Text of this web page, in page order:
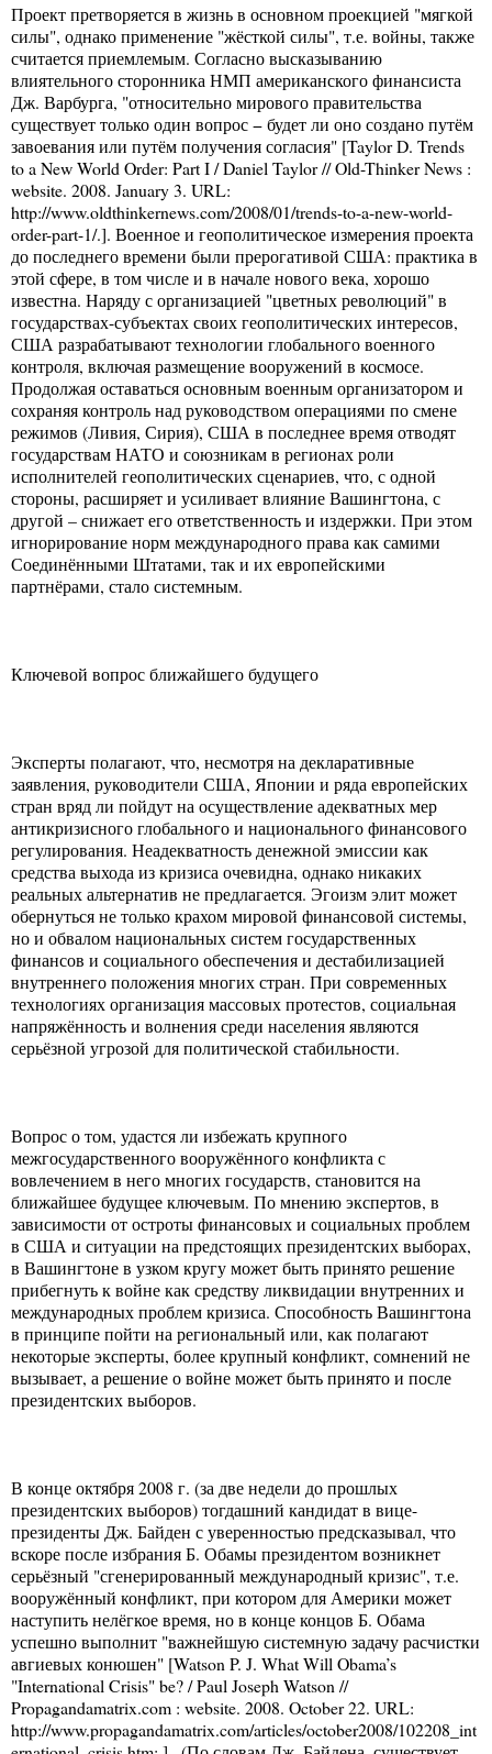
Проект претворяется в жизнь в основном проекцией "мягкой
силы", однако применение "жёсткой силы", т.е. войны, также
считается приемлемым. Согласно высказыванию
влиятельного сторонника НМП американского финансиста
Дж. Варбурга, "относительно мирового правительства
существует только один вопрос − будет ли оно создано путём
завоевания или путём получения согласия" [Taylor D. Trends
to a New World Order: Part I / Daniel Taylor // Old-Thinker News :
website. 2008. January 3. URL:
http://www.oldthinkernews.com/2008/01/trends-to-a-new-world-
order-part-1/.]. Военное и геополитическое измерения проекта
до последнего времени были прерогативой США: практика в
этой сфере, в том числе и в начале нового века, хорошо
известна. Наряду с организацией "цветных революций" в
государствах-субъектах своих геополитических интересов,
США разрабатывают технологии глобального военного
контроля, включая размещение вооружений в космосе.
Продолжая оставаться основным военным организатором и
сохраняя контроль над руководством операциями по смене
режимов (Ливия, Сирия), США в последнее время отводят
государствам НАТО и союзникам в регионах роли
исполнителей геополитических сценариев, что, с одной
стороны, расширяет и усиливает влияние Вашингтона, с
другой – снижает его ответственность и издержки. При этом
игнорирование норм международного права как самими
Соединёнными Штатами, так и их европейскими
партнёрами, стало системным.
Ключевой вопрос ближайшего будущего
Эксперты полагают, что, несмотря на декларативные
заявления, руководители США, Японии и ряда европейских
стран вряд ли пойдут на осуществление адекватных мер
антикризисного глобального и национального финансового
регулирования. Неадекватность денежной эмиссии как
средства выхода из кризиса очевидна, однако никаких
реальных альтернатив не предлагается. Эгоизм элит может
обернуться не только крахом мировой финансовой системы,
но и обвалом национальных систем государственных
финансов и социального обеспечения и дестабилизацией
внутреннего положения многих стран. При современных
технологиях организация массовых протестов, социальная
напряжённость и волнения среди населения являются
серьёзной угрозой для политической стабильности.
Вопрос о том, удастся ли избежать крупного
межгосударственного вооружённого конфликта с
вовлечением в него многих государств, становится на
ближайшее будущее ключевым. По мнению экспертов, в
зависимости от остроты финансовых и социальных проблем
в США и ситуации на предстоящих президентских выборах,
в Вашингтоне в узком кругу может быть принято решение
прибегнуть к войне как средству ликвидации внутренних и
международных проблем кризиса. Способность Вашингтона
в принципе пойти на региональный или, как полагают
некоторые эксперты, более крупный конфликт, сомнений не
вызывает, а решение о войне может быть принято и после
президентских выборов.
В конце октября 2008 г. (за две недели до прошлых
президентских выборов) тогдашний кандидат в вице-
президенты Дж. Байден с уверенностью предсказывал, что
вскоре после избрания Б. Обамы президентом возникнет
серьёзный "сгенерированный международный кризис", т.е.
вооружённый конфликт, при котором для Америки может
наступить нелёгкое время, но в конце концов Б. Обама
успешно выполнит "важнейшую системную задачу расчистки
авгиевых конюшен" [Watson P. J. What Will Obama’s
"International Crisis" be? / Paul Joseph Watson //
Propagandamatrix.com : website. 2008. October 22. URL:
http://www.propagandamatrix.com/articles/october2008/102208_int